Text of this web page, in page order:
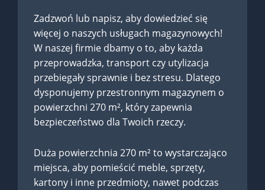
Zadzwoń lub napisz, aby dowiedzieć się
więcej o naszych usługach magazynowych!
W naszej firmie dbamy o to, aby każda
przeprowadzka, transport czy utylizacja
przebiegały sprawnie i bez stresu. Dlatego
dysponujemy przestronnym magazynem o
powierzchni 270 m², który zapewnia
bezpieczeństwo dla Twoich rzeczy.
Duża powierzchnia 270 m² to wystarczająco
miejsca, aby pomieścić meble, sprzęty,
kartony i inne przedmioty, nawet podczas